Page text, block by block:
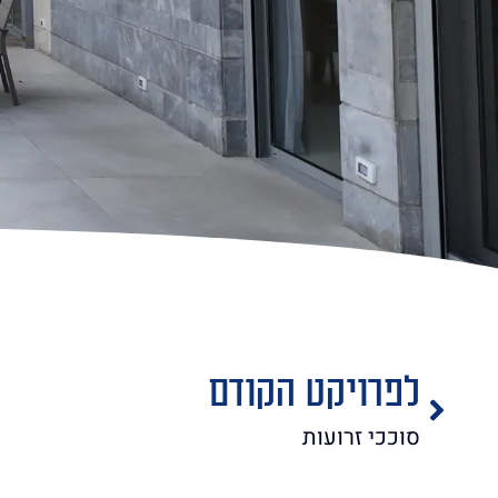
לפרויקט הקודם
סוככי זרועות